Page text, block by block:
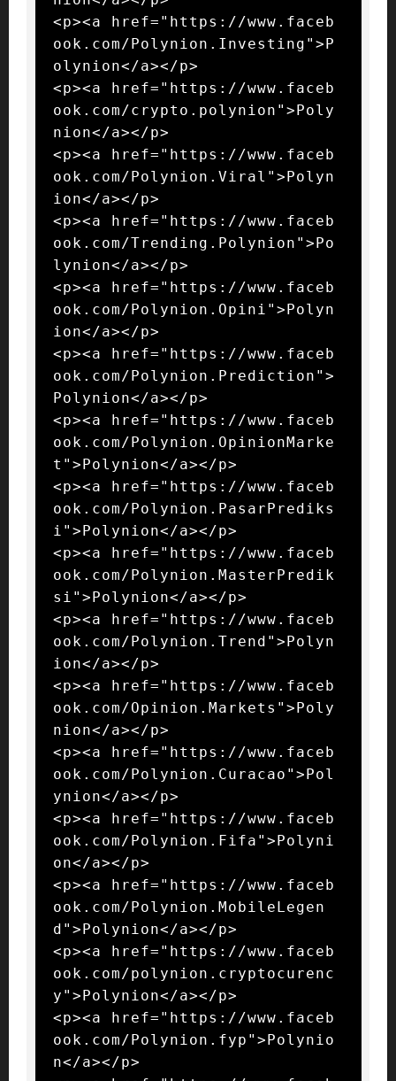
<p><a href="https://www.faceb
ook.com/Polynion.Investing">P
olynion</a></p>
<p><a href="https://www.faceb
ook.com/crypto.polynion">Poly
nion</a></p>
<p><a href="https://www.faceb
ook.com/Polynion.Viral">Polyn
ion</a></p>
<p><a href="https://www.faceb
ook.com/Trending.Polynion">Po
lynion</a></p>
<p><a href="https://www.faceb
ook.com/Polynion.Opini">Polyn
ion</a></p>
<p><a href="https://www.faceb
ook.com/Polynion.Prediction">
Polynion</a></p>
<p><a href="https://www.faceb
ook.com/Polynion.OpinionMarke
t">Polynion</a></p>
<p><a href="https://www.faceb
ook.com/Polynion.PasarPrediks
i">Polynion</a></p>
<p><a href="https://www.faceb
ook.com/Polynion.MasterPredik
si">Polynion</a></p>
<p><a href="https://www.faceb
ook.com/Polynion.Trend">Polyn
ion</a></p>
<p><a href="https://www.faceb
ook.com/Opinion.Markets">Poly
nion</a></p>
<p><a href="https://www.faceb
ook.com/Polynion.Curacao">Pol
ynion</a></p>
<p><a href="https://www.faceb
ook.com/Polynion.Fifa">Polyni
on</a></p>
<p><a href="https://www.faceb
ook.com/Polynion.MobileLegen
d">Polynion</a></p>
<p><a href="https://www.faceb
ook.com/polynion.cryptocurenc
y">Polynion</a></p>
<p><a href="https://www.faceb
ook.com/Polynion.fyp">Polynio
n</a></p>